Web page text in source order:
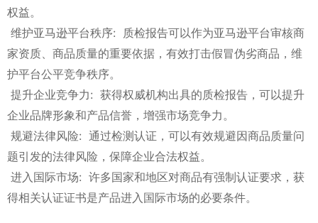
权益。
维护亚马逊平台秩序: 质检报告可以作为亚马逊平台审核商
家资质、商品质量的重要依据，有效打击假冒伪劣商品，维
护平台公平竞争秩序。
提升企业竞争力: 获得权威机构出具的质检报告，可以提升
企业品牌形象和产品信誉，增强市场竞争力。
规避法律风险: 通过检测认证，可以有效规避因商品质量问
题引发的法律风险，保障企业合法权益。
进入国际市场: 许多国家和地区对商品有强制认证要求，获
得相关认证证书是产品进入国际市场的必要条件。